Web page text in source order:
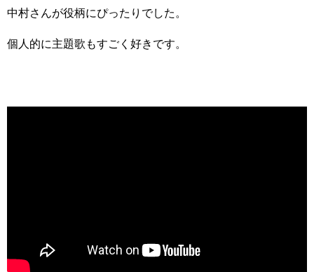
中村さんが役柄にぴったりでした。
個人的に主題歌もすごく好きです。